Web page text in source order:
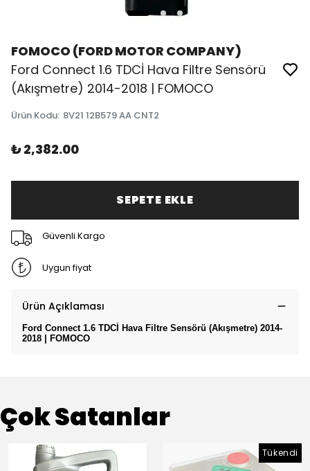
FOMOCO (FORD MOTOR COMPANY)
Ford Connect 1.6 TDCİ Hava Filtre Sensörü
(Akışmetre) 2014-2018 | FOMOCO
Ürün Kodu: 8V21 12B579 AA CNT2
₺ 2,382.00
SEPETE EKLE
Güvenli Kargo
Uygun fiyat
Ürün Açıklaması
Ford Connect 1.6 TDCİ Hava Filtre Sensörü (Akışmetre) 2014-
2018 | FOMOCO
Çok Satanlar
Tükendi